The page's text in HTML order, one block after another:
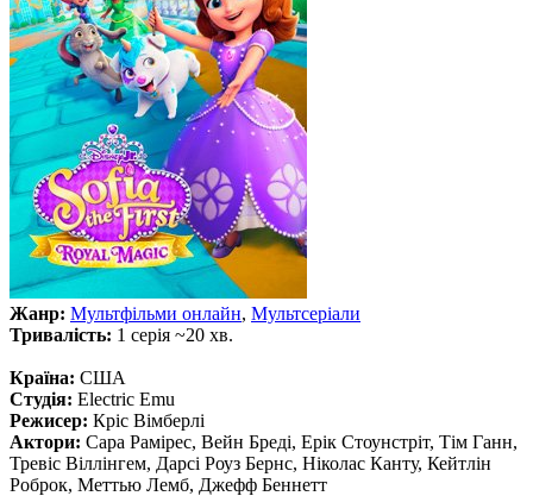
Жанр: Мультфільми онлайн, Мультсеріали
Тривалість: 1 серія ~20 хв.
Країна: США
Студія: Electric Emu
Режисер: Кріс Вімберлі
Актори: Сара Рамірес, Вейн Бреді, Ерік Стоунстріт, Тім Ганн,
Тревіс Віллінгем, Дарсі Роуз Бернс, Ніколас Канту, Кейтлін
Роброк, Меттью Лемб, Джефф Беннетт